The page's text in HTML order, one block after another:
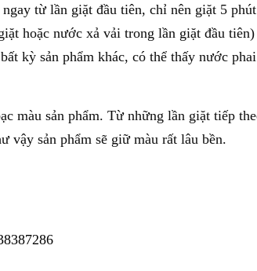
từ lần giặt đầu tiên, chỉ nên giặt 5
hoặc nước xả vải trong lần giặt đầu
kỳ sản phẩm khác, có thể thấy nước
màu sản phẩm. Từ những lần giặt tiếp
vậy sản phẩm sẽ giữ màu rất lâu bền.